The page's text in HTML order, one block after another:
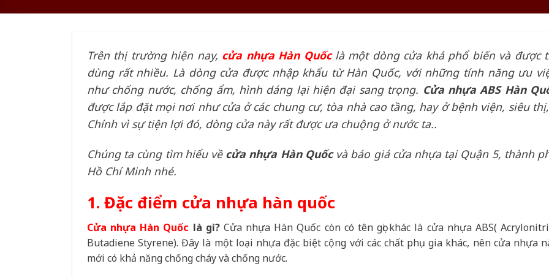
Trên thị trường hiện nay, cửa nhựa Hàn Quốclà một dòng cửa khá phổ biến và được
dùng rất nhiều. Là dòng cửa được nhập khẩu từ Hàn Quốc, với những tính năng ưu
như chống nước, chống ẩm, hình dáng lại hiện đại sang trọng. Cửa nhựa ABS Hàn
được lắp đặt mọi nơi như cửa ở các chung cư, tòa nhà cao tầng, hay ở bệnh viện, siêu
Chính vì sự tiện lợi đó, dòng cửa này rất được ưa chuộng ở nước ta..
Chúng ta cùng tìm hiểu về cửa nhựa Hàn Quốcvà báo giá cửa nhựa tại Quận 5, thành
Hồ Chí Minh nhé.
1. Đặc điểm cửa nhựa hàn quốc
Cửa nhựa Hàn Quốc là gì? Cửa nhựa Hàn Quốc còn có tên gọi khác là cửa nhựa ABS(
Butadiene Styrene). Đây là một loại nhựa đặc biệt cộng với các chất phụ gia khác, nên cửa nhựa
mới có khả năng chống cháy và chống nước.